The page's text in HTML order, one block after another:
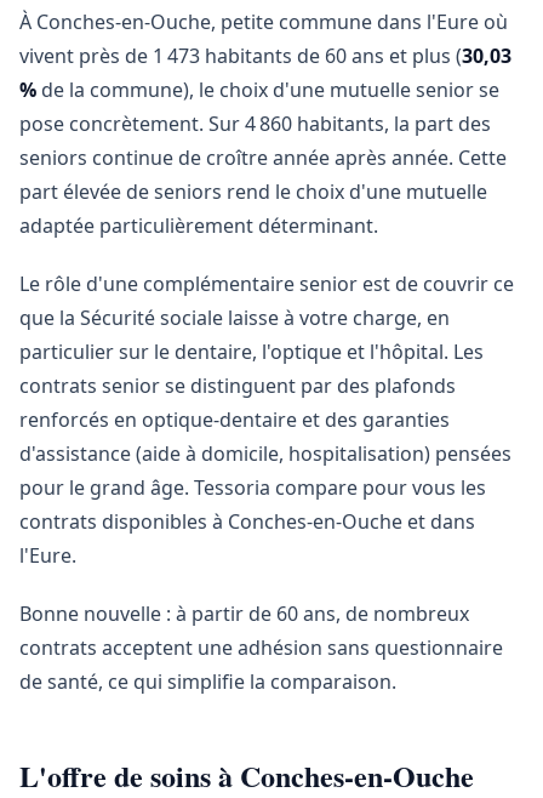
À Conches-en-Ouche, petite commune dans l'Eure où
vivent près de 1 473 habitants de 60 ans et plus (30,03
% de la commune), le choix d'une mutuelle senior se
pose concrètement. Sur 4 860 habitants, la part des
seniors continue de croître année après année. Cette
part élevée de seniors rend le choix d'une mutuelle
adaptée particulièrement déterminant.
Le rôle d'une complémentaire senior est de couvrir ce
que la Sécurité sociale laisse à votre charge, en
particulier sur le dentaire, l'optique et l'hôpital. Les
contrats senior se distinguent par des plafonds
renforcés en optique-dentaire et des garanties
d'assistance (aide à domicile, hospitalisation) pensées
pour le grand âge. Tessoria compare pour vous les
contrats disponibles à Conches-en-Ouche et dans
l'Eure.
Bonne nouvelle : à partir de 60 ans, de nombreux
contrats acceptent une adhésion sans questionnaire
de santé, ce qui simplifie la comparaison.
L'offre de soins à Conches-en-Ouche